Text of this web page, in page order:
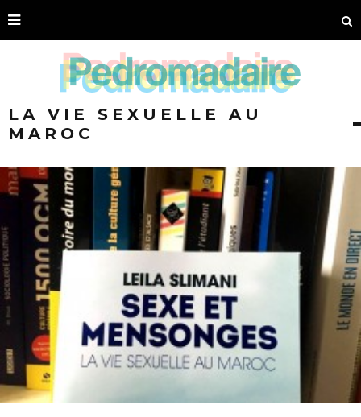
LA VIE SEXUELLE AU
MAROC